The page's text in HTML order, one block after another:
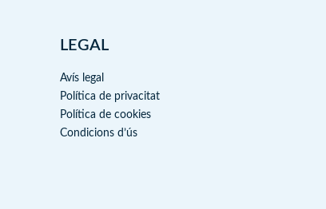
LEGAL
Avís legal
Política de privacitat
Política de cookies
Condicions d’ús